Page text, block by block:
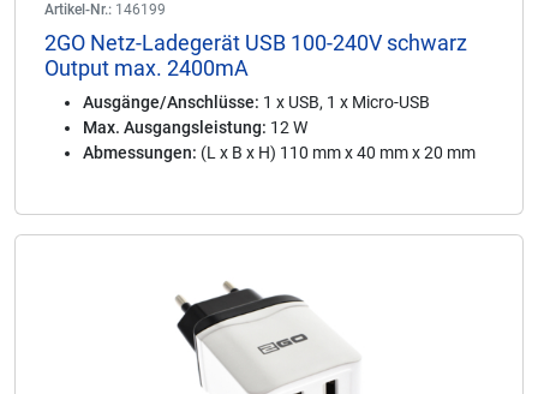
Artikel-Nr.: 146199
2GO Netz-Ladegerät USB 100-240V schwarz
Output max. 2400mA
Ausgänge/Anschlüsse: 1 x USB, 1 x Micro-USB
Max. Ausgangsleistung: 12 W
Abmessungen: (L x B x H) 110 mm x 40 mm x 20 mm